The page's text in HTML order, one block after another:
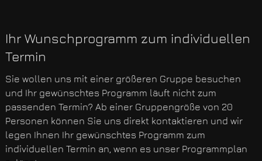
Ihr Wunschprogramm zum individuellen
Termin
Sie wollen uns mit einer größeren Gruppe besuchen
und Ihr gewünschtes Programm läuft nicht zum
passenden Termin? Ab einer Gruppengröße von 20
Personen können Sie uns direkt kontaktieren und wir
legen Ihnen Ihr gewünschtes Programm zum
individuellen Termin an, wenn es unser Programmplan